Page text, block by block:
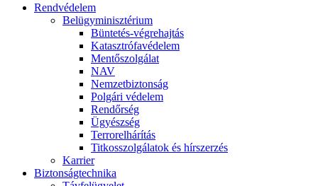
Rendvédelem
Belügyminisztérium
Büntetés-végrehajtás
Katasztrófavédelem
Mentőszolgálat
NAV
Nemzetbiztonság
Polgári védelem
Rendőrség
Ügyészség
Terrorelhárítás
Titkosszolgálatok és hírszerzés
Karrier
Biztonságtechnika